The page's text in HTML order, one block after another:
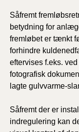
Såfremt
betydning for
fremløbet er tænkt
forhindre
eftervises f.eks.
fotografisk
lagte gulvvarme-
Såfremt der er
indregulering kan